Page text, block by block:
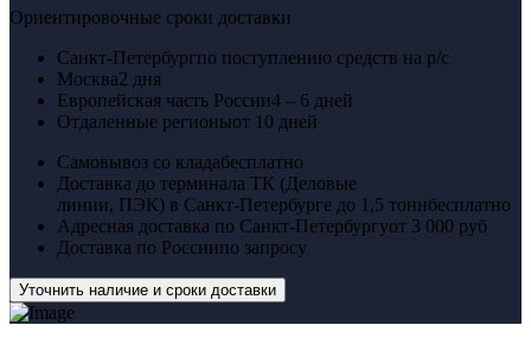
Ориентировочные сроки доставки
Санкт-Петербургпо поступлению средств на р/с
Москва2 дня
Европейская часть России4 – 6 дней
Отдаленные регионыот 10 дней
Самовывоз со кладабесплатно
Доставка до терминала ТК (Деловые
линии, ПЭК) в Санкт-Петербурге до 1,5 тоннбесплатно
Адресная доставка по Санкт-Петербургуот 3 000 руб
Доставка по Россиипо запросу
Уточнить наличие и сроки доставки